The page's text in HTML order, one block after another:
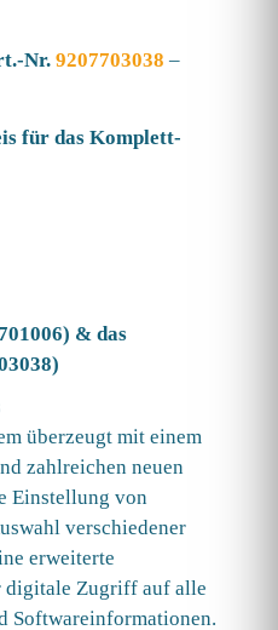
Nr. 9207703038 –
für das Komplett-
& das
überzeugt mit einem
zahlreichen neuen
Einstellung von
verschiedener
erweiterte
digitale Zugriff auf alle
Softwareinformationen.